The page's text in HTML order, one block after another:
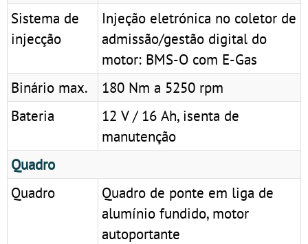
Sistema de
injecção
Injeção eletrónica no coletor de
admissão/gestão digital do
motor: BMS-O com E-Gas
Binário max.
180 Nm a 5250 rpm
Bateria
12 V / 16 Ah, isenta de
manutenção
Quadro
Quadro
Quadro de ponte em liga de
alumínio fundido, motor
autoportante